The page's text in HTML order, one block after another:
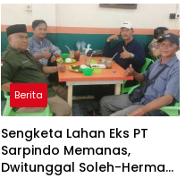
Berita
Sengketa Lahan Eks PT
Sarpindo Memanas,
Dwitunggal Soleh-Herman